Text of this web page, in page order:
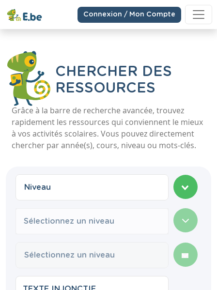
Connexion / Mon Compte
CHERCHER DES
RESSOURCES
Grâce à la barre de recherche avancée, trouvez
rapidement les ressources qui conviennent le mieux
à vos activités scolaires. Vous pouvez directement
chercher par année(s), cours, niveau ou mots-clés.
Sélectionnez un niveau